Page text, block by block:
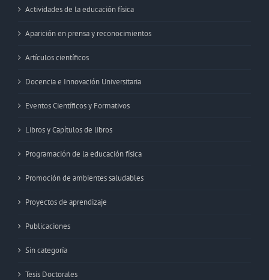
Actividades de la educación física
Aparición en prensa y reconocimientos
Artículos científicos
Docencia e Innovación Universitaria
Eventos Científicos y Formativos
Libros y Capítulos de libros
Programación de la educación física
Promoción de ambientes saludables
Proyectos de aprendizaje
Publicaciones
Sin categoría
Tesis Doctorales